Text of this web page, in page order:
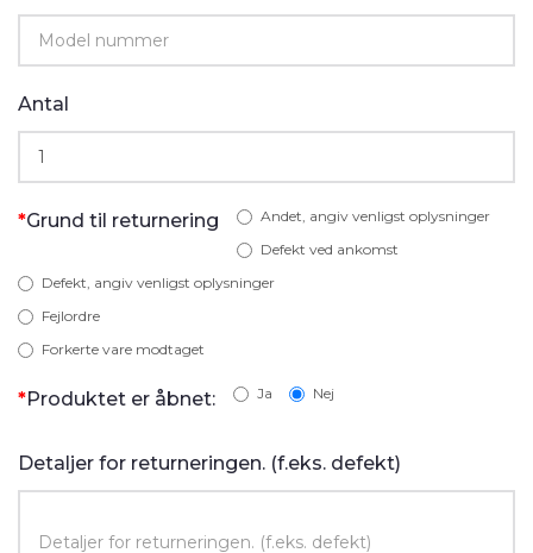
Antal
Grund til returnering
Andet, angiv venligst oplysninger
Defekt ved ankomst
Defekt, angiv venligst oplysninger
Fejlordre
Forkerte vare modtaget
Produktet er åbnet: Ja Nej
Detaljer for returneringen. (f.eks. defekt)